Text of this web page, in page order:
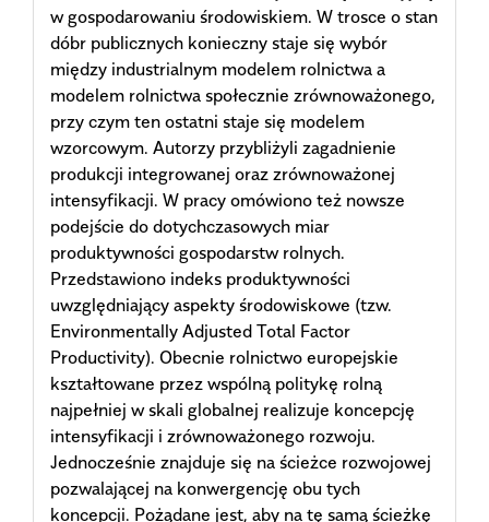
w gospodarowaniu środowiskiem. W trosce o stan
dóbr publicznych konieczny staje się wybór
między industrialnym modelem rolnictwa a
modelem rolnictwa społecznie zrównoważonego,
przy czym ten ostatni staje się modelem
wzorcowym. Autorzy przybliżyli zagadnienie
produkcji integrowanej oraz zrównoważonej
intensyfikacji. W pracy omówiono też nowsze
podejście do dotychczasowych miar
produktywności gospodarstw rolnych.
Przedstawiono indeks produktywności
uwzględniający aspekty środowiskowe (tzw.
Environmentally Adjusted Total Factor
Productivity). Obecnie rolnictwo europejskie
kształtowane przez wspólną politykę rolną
najpełniej w skali globalnej realizuje koncepcję
intensyfikacji i zrównoważonego rozwoju.
Jednocześnie znajduje się na ścieżce rozwojowej
pozwalającej na konwergencję obu tych
koncepcji. Pożądane jest, aby na tę samą ścieżkę